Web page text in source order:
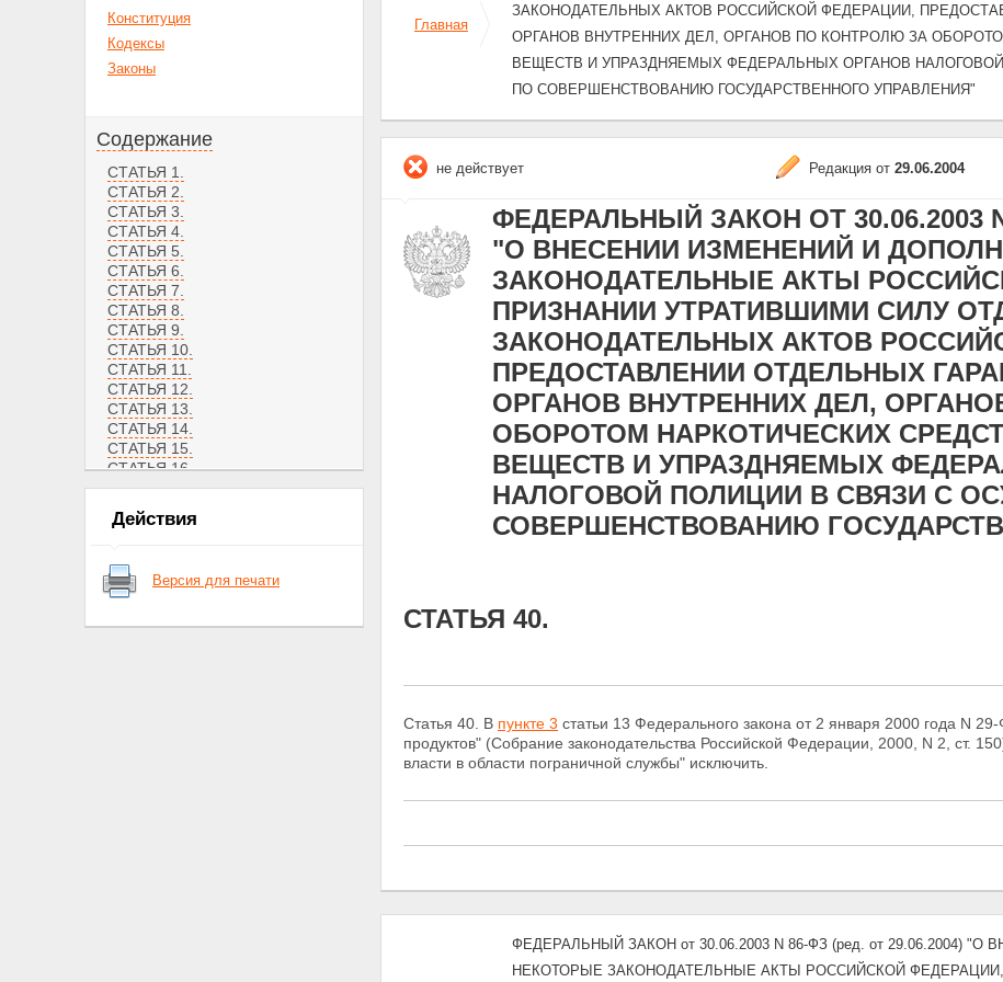
Конституция
Кодексы
Законы
Содержание
СТАТЬЯ 1.
СТАТЬЯ 2.
СТАТЬЯ 3.
СТАТЬЯ 4.
СТАТЬЯ 5.
СТАТЬЯ 6.
СТАТЬЯ 7.
СТАТЬЯ 8.
СТАТЬЯ 9.
СТАТЬЯ 10.
СТАТЬЯ 11.
СТАТЬЯ 12.
СТАТЬЯ 13.
СТАТЬЯ 14.
СТАТЬЯ 15.
СТАТЬЯ 16.
СТАТЬЯ 17.
СТАТЬЯ 18.
СТАТЬЯ 19.
СТАТЬЯ 21.
СТАТЬЯ 22.
СТАТЬЯ 24.
Действия
Версия для печати
Главная
ЗАКОНОДАТЕЛЬНЫХ АКТОВ РОССИЙСКОЙ ФЕДЕРАЦИИ,
ОРГАНОВ ВНУТРЕННИХ ДЕЛ, ОРГАНОВ ПО КОНТРОЛЮ ЗА
ВЕЩЕСТВ И УПРАЗДНЯЕМЫХ ФЕДЕРАЛЬНЫХ ОРГАНОВ
ПО СОВЕРШЕНСТВОВАНИЮ ГОСУДАРСТВЕННОГО УПРАВЛЕНИЯ"
не действует Редакция от 29.06.2004
ФЕДЕРАЛЬНЫЙ ЗАКОН ОТ 30.06.2003
"О ВНЕСЕНИИ ИЗМЕНЕНИЙ И
ЗАКОНОДАТЕЛЬНЫЕ АКТЫ
ПРИЗНАНИИ УТРАТИВШИМИ СИЛУ
ЗАКОНОДАТЕЛЬНЫХ АКТОВ
ПРЕДОСТАВЛЕНИИ ОТДЕЛЬНЫХ
ОРГАНОВ ВНУТРЕННИХ ДЕЛ,
ОБОРОТОМ НАРКОТИЧЕСКИХ
ВЕЩЕСТВ И УПРАЗДНЯЕМЫХ
НАЛОГОВОЙ ПОЛИЦИИ В СВЯЗИ С
СОВЕРШЕНСТВОВАНИЮ
СТАТЬЯ 40.
Статья 40. В пункте 3 статьи 13 Федерального закона от 2 января 2000 года N
продуктов" (Собрание законодательства Российской Федерации, 2000, N 2, ст.
власти в области пограничной службы" исключить.
ФЕДЕРАЛЬНЫЙ ЗАКОН от 30.06.2003 N 86-ФЗ (ред. от 29.06.2004)
НЕКОТОРЫЕ ЗАКОНОДАТЕЛЬНЫЕ АКТЫ РОССИЙСКОЙ